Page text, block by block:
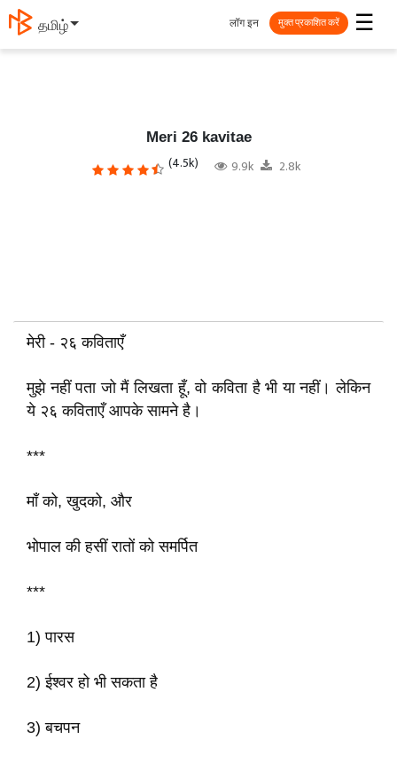
தமிழ் ☰
लॉग इन मुक्त प्रकाशित करें
Meri 26 kavitae
(4.5k) 9.9k 2.8k
मेरी - २६ कविताएँ
मुझे नहीं पता जो मैं लिखता हूँ, वो कविता है भी या नहीं। लेकिन
ये २६ कविताएँ आपके सामने है।
***
माँ को, खुदको, और
भोपाल की हसीं रातों को समर्पित
***
1) पारस
2) ईश्वर हो भी सकता है
3) बचपन